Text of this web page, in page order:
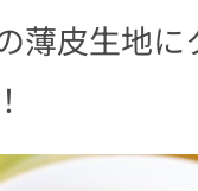
薄皮生地に